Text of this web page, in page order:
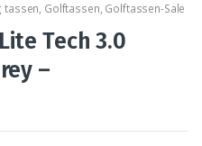
tassen, Golftassen, Golftassen-Sale
Tech 3.0
–